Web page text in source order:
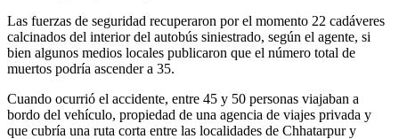
Las fuerzas de seguridad recuperaron por el momento 22 cadáveres
calcinados del interior del autobús siniestrado, según el agente, si
bien algunos medios locales publicaron que el número total de
muertos podría ascender a 35.
Cuando ocurrió el accidente, entre 45 y 50 personas viajaban a
bordo del vehículo, propiedad de una agencia de viajes privada y
que cubría una ruta corta entre las localidades de Chhatarpur y